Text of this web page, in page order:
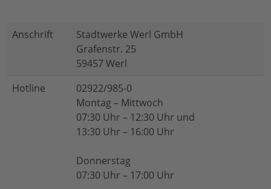
Anschrift
Stadtwerke Werl GmbH
Grafenstr. 25
59457 Werl
Hotline
02922/985-0
Montag – Mittwoch
07:30 Uhr – 12:30 Uhr und
13:30 Uhr – 16:00 Uhr
Donnerstag
07:30 Uhr – 17:00 Uhr